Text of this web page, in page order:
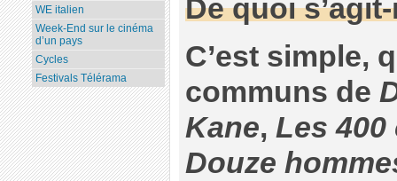
De quoi
C’est simple,
communs de
Kane, Les
Douze
WE italien
Week-End sur le cinéma
d’un pays
Cycles
Festivals Télérama